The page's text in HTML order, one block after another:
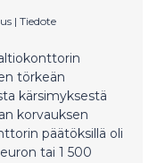
| Tiedote
törkeän
kärsimyksestä
korvauksen
päätöksillä oli
tai 1 500